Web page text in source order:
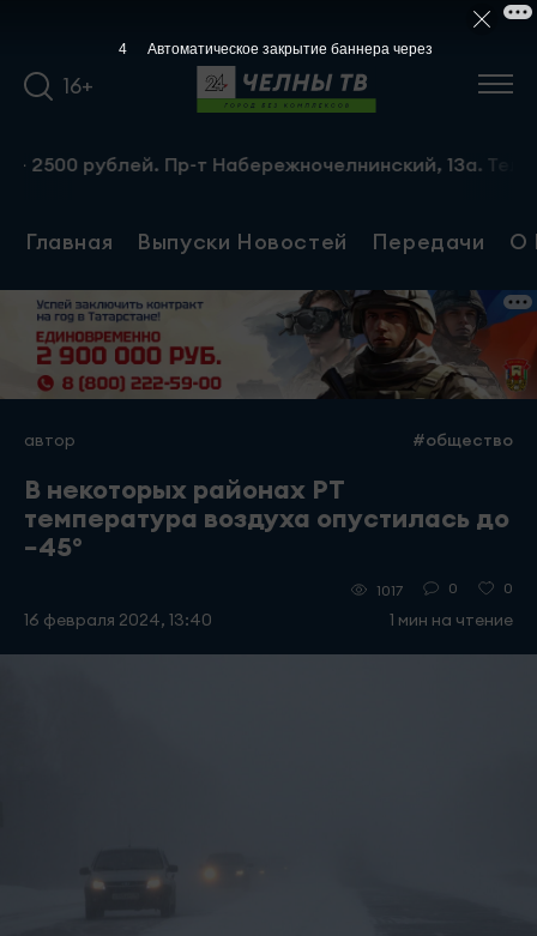
16+
Пр-т Набережночелнинский, 13а. Тел.: 8-951-
Главная Выпуски Новостей Передачи О
автор #общество
В некоторых районах РТ
температура воздуха опустилась до
−45°
16 февраля 2024, 13:40
1017 0 0
1 мин на чтение
3 Автоматическое закрытие баннера через